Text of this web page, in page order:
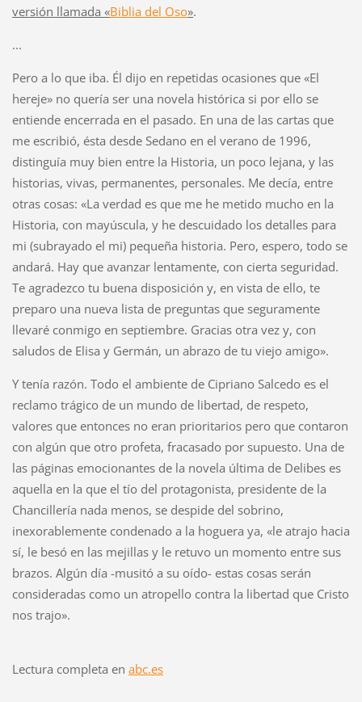
versión llamada «Biblia del Oso».
...
Pero a lo que iba. Él dijo en repetidas ocasiones que «El
hereje» no quería ser una novela histórica si por ello se
entiende encerrada en el pasado. En una de las cartas que
me escribió, ésta desde Sedano en el verano de 1996,
distinguía muy bien entre la Historia, un poco lejana, y las
historias, vivas, permanentes, personales. Me decía, entre
otras cosas: «La verdad es que me he metido mucho en la
Historia, con mayúscula, y he descuidado los detalles para
mi (subrayado el mi) pequeña historia. Pero, espero, todo se
andará. Hay que avanzar lentamente, con cierta seguridad.
Te agradezco tu buena disposición y, en vista de ello, te
preparo una nueva lista de preguntas que seguramente
llevaré conmigo en septiembre. Gracias otra vez y, con
saludos de Elisa y Germán, un abrazo de tu viejo amigo».
Y tenía razón. Todo el ambiente de Cipriano Salcedo es el
reclamo trágico de un mundo de libertad, de respeto,
valores que entonces no eran prioritarios pero que contaron
con algún que otro profeta, fracasado por supuesto. Una de
las páginas emocionantes de la novela última de Delibes es
aquella en la que el tío del protagonista, presidente de la
Chancillería nada menos, se despide del sobrino,
inexorablemente condenado a la hoguera ya, «le atrajo hacia
sí, le besó en las mejillas y le retuvo un momento entre sus
brazos. Algún día -musitó a su oído- estas cosas serán
consideradas como un atropello contra la libertad que Cristo
nos trajo».
Lectura completa en abc.es